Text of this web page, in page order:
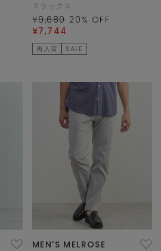
スラックス
¥9,680 20% OFF
¥7,744
再入荷 SALE
MEN'S MELROSE